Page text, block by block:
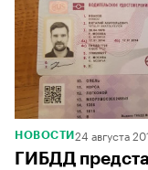
НОВОСТИ 24 августа
ГИБДД